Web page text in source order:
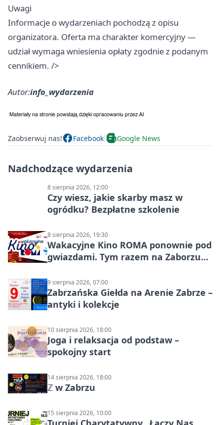
Uwagi
Informacje o wydarzeniach pochodzą z opisu
organizatora. Oferta ma charakter komercyjny —
udział wymaga wniesienia opłaty zgodnie z podanym
cennikiem. />
Autor:info_wydarzenia
Zaobserwuj nas! Facebook Google News
Nadchodzące wydarzenia
8 sierpnia 2026, 12:00
Czy wiesz, jakie skarby masz w
ogródku? Bezpłatne szkolenie
8 sierpnia 2026, 19:30
Wakacyjne Kino ROMA ponownie pod
gwiazdami. Tym razem na Zaborzu
9 sierpnia 2026, 07:00
Zabrzańska Giełda na Arenie Zabrze –
antyki i kolekcje
10 sierpnia 2026, 18:00
Joga i relaksacja od podstaw –
spokojny start
14 sierpnia 2026, 18:00
ℤ w Zabrzu
15 sierpnia 2026, 10:00